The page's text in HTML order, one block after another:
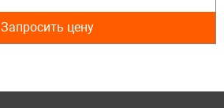
Запросить цену